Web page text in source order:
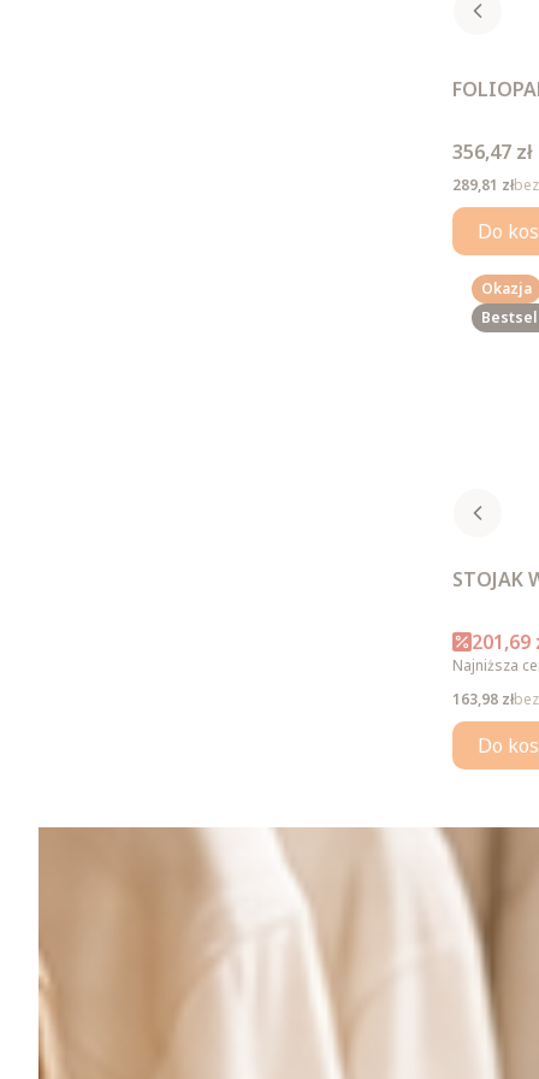
Cena
356,47 zł
Cena
289,81 zł
Do
Okazja
STOJAK
Cena
201,69
Najniższa
Cena
163,98 zł
Do